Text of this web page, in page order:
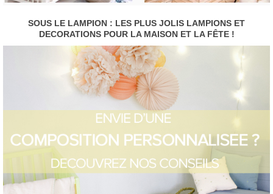
SOUS LE LAMPION : LES PLUS JOLIS LAMPIONS ET
DECORATIONS POUR LA MAISON ET LA FÊTE !